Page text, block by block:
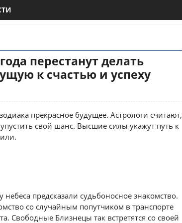
перестанут делать
к счастью и успеху
прекрасное будущее. Астрологи считают,
свой шанс. Высшие силы укажут путь к
предсказали судьбоносное знакомство.
со случайным попутчиком в транспорте
Свободные Близнецы так встретятся со своей